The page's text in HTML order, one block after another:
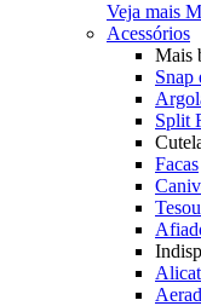
Veja mais
Acessórios
Mais
Snap
Split
Facas